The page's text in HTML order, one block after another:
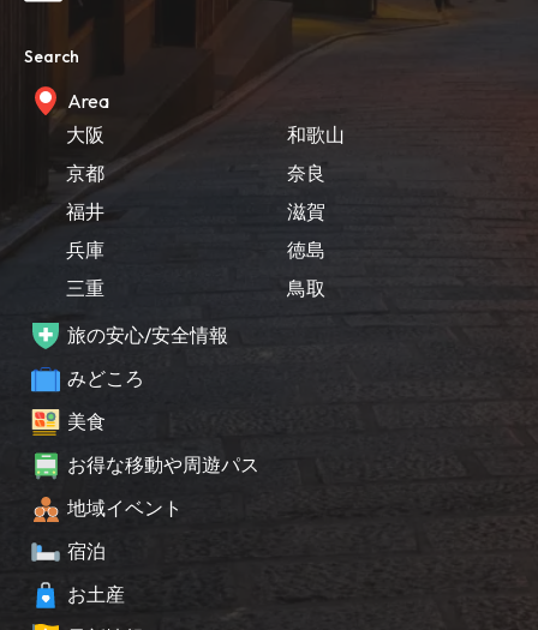
Search
Area
大阪
京都
福井
兵庫
三重
和歌山
奈良
滋賀
徳島
鳥取
旅の安心/安全情報
みどころ
美食
お得な移動や周遊パス
地域イベント
宿泊
お土産